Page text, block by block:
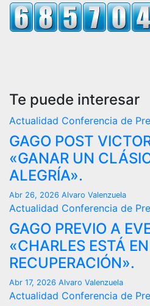
Te puede interesar
Actualidad Conferencia de
GAGO POST
«GANAR UN
ALEGRÍA».
Abr 26, 2026 Alvaro Valenzuela
Actualidad Conferencia de
GAGO PREVIO A
«CHARLES ESTÁ
RECUPERACIÓN».
Abr 17, 2026 Alvaro Valenzuela
Actualidad Conferencia de